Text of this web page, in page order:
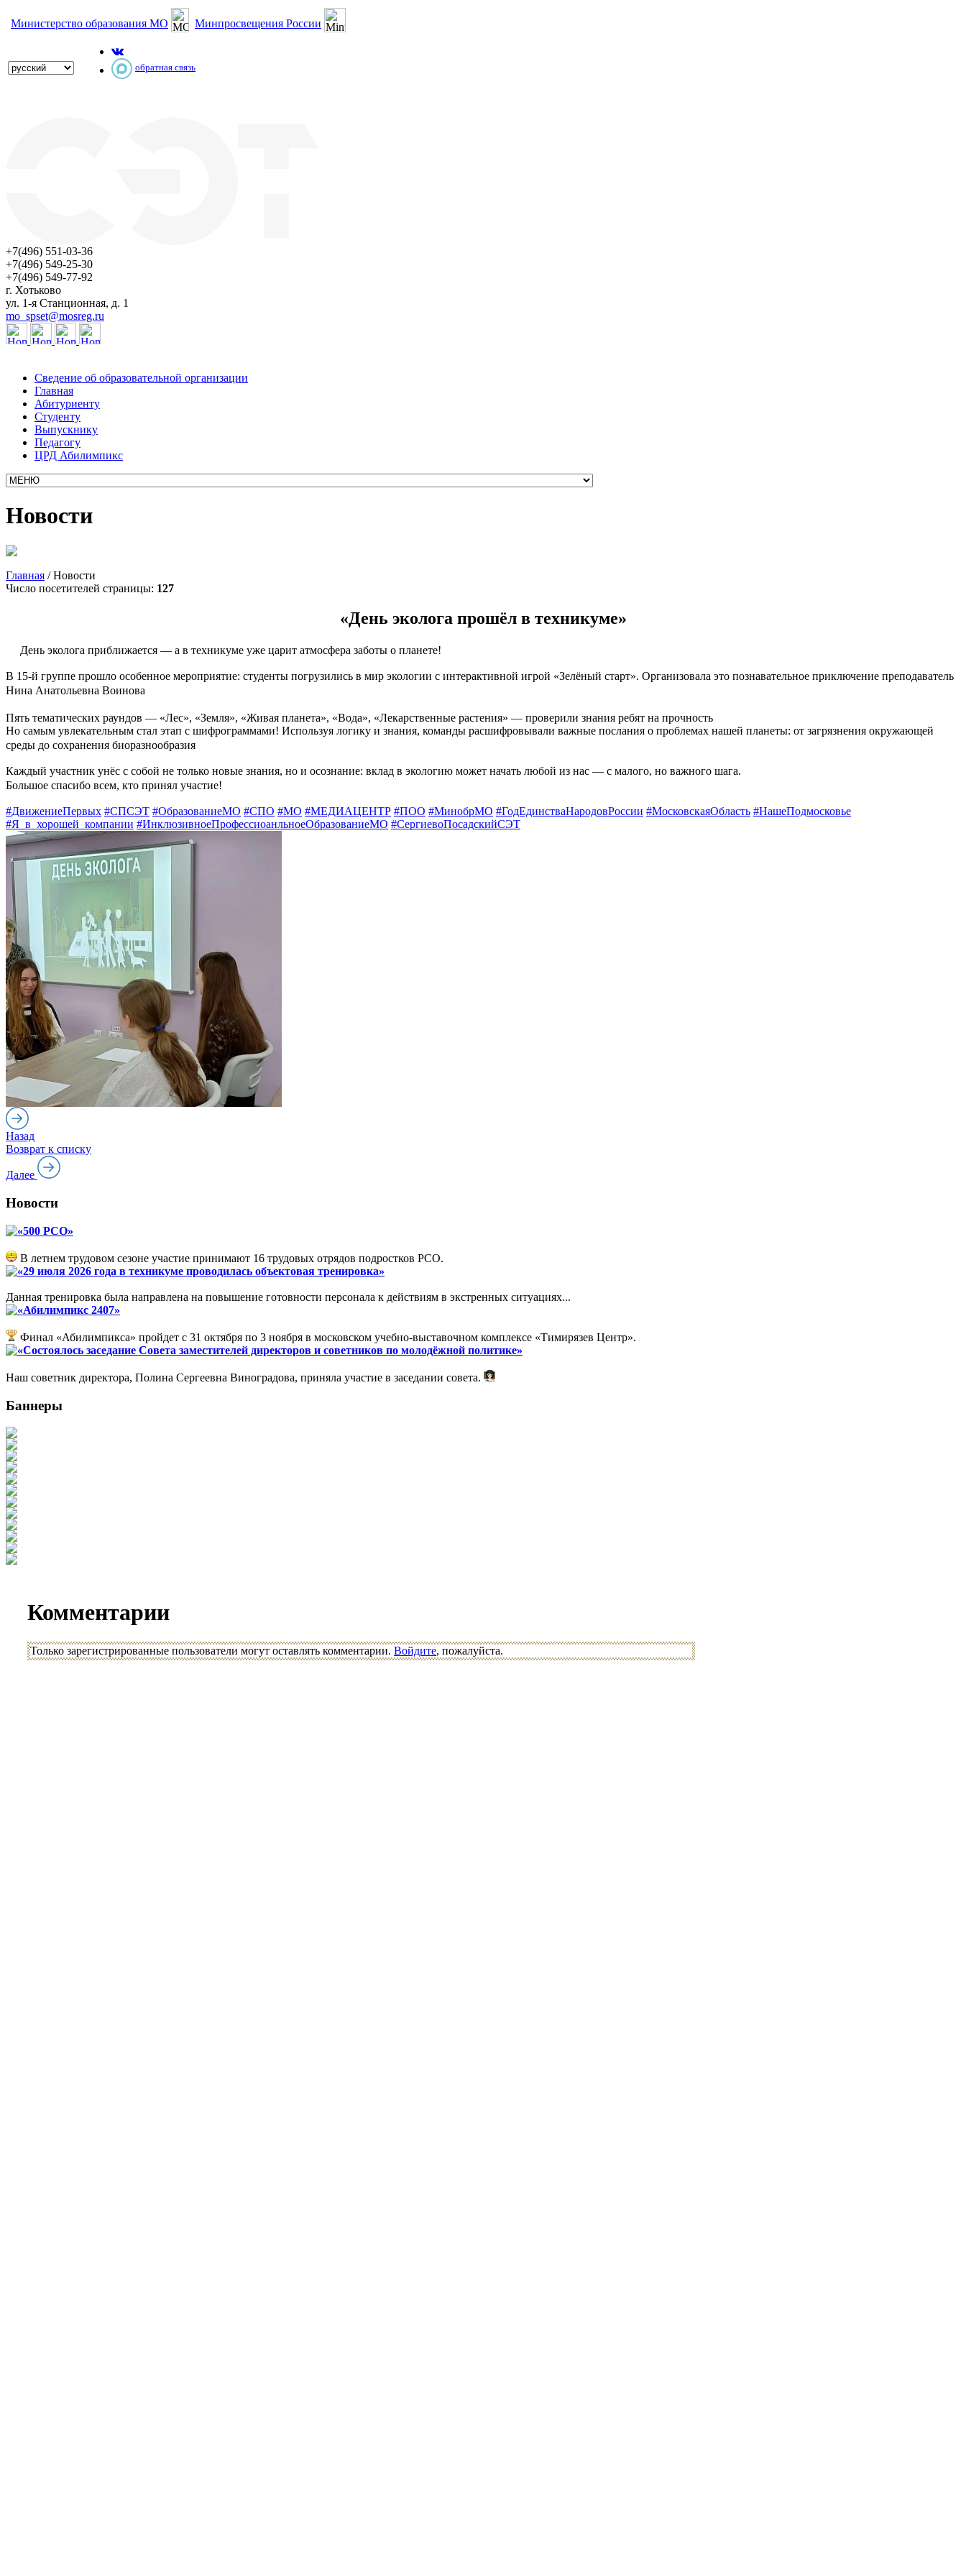
Министерство образования МО Минпросвещения России
обратная связь
+7(496) 551-03-36
+7(496) 549-25-30
+7(496) 549-77-92
г. Хотьково
ул. 1-я Станционная, д. 1
mo_spset@mosreg.ru
Сведение об образовательной организации
Главная
Абитуриенту
Студенту
Выпускнику
Педагогу
ЦРД Абилимпикс
Новости
Главная /Новости
Число посетителей страницы: 127
«День эколога прошёл в техникуме»
День эколога приближается — а в техникуме уже царит атмосфера заботы о планете!
В 15‑й группе прошло особенное мероприятие: студенты погрузились в мир экологии с интерактивной игрой «Зелёный старт». Организовала это познавательное приключение преподаватель
Нина Анатольевна Воинова
Пять тематических раундов — «Лес», «Земля», «Живая планета», «Вода», «Лекарственные растения» — проверили знания ребят на прочность
Но самым увлекательным стал этап с шифрограммами! Используя логику и знания, команды расшифровывали важные послания о проблемах нашей планеты: от загрязнения окружающей
среды до сохранения биоразнообразия
Каждый участник унёс с собой не только новые знания, но и осознание: вклад в экологию может начать любой из нас — с малого, но важного шага.
Большое спасибо всем, кто принял участие!
#ДвижениеПервых #СПСЭТ #ОбразованиеМО #СПО #МО #МЕДИАЦЕНТР #ПОО #МинобрМО #ГодЕдинстваНародовРоссии #МосковскаяОбласть #НашеПодмосковье
#Я_в_хорошей_компании #ИнклюзивноеПрофессиоанльноеОбразованиеМО #СергиевоПосадскийСЭТ
Назад
Возврат к списку
Далее
Новости
«500 РСО»
В летнем трудовом сезоне участие принимают 16 трудовых отрядов подростков РСО.
«29 июля 2026 года в техникуме проводилась объектовая тренировка»
Данная тренировка была направлена на повышение готовности персонала к действиям в экстренных ситуациях...
«Абилимпикс 2407»
Финал «Абилимпикса» пройдет с 31 октября по 3 ноября в московском учебно-выставочном комплексе «Тимирязев Центр».
«Состоялось заседание Совета заместителей директоров и советников по молодёжной политике»
Наш советник директора, Полина Сергеевна Виноградова, приняла участие в заседании совета.
Баннеры
Комментарии
Только зарегистрированные пользователи могут оставлять комментарии. Войдите, пожалуйста.